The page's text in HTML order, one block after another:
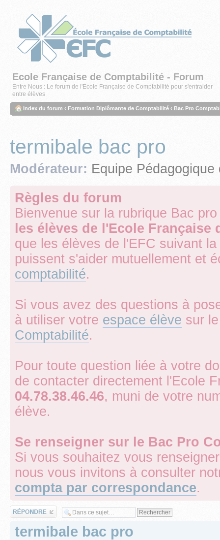
Ecole Française de Comptabilité - Forum
Entre Nous : Le forum de l'Ecole Française de Comptabilité pour s'entraider
entre élèves
Index du forum ‹ Formation Diplômante de Comptabilité ‹ Bac Pro
termibale bac pro
Modérateur: Equipe Pédagogique
Règles du forum
Bienvenue sur la rubrique Bac
les élèves de l'Ecole Française
que les élèves de l'EFC suivant
puissent s'aider mutuellement et
comptabilité.
Si vous avez des questions à
à utiliser votre espace élève sur
Comptabilité.
Pour toute question liée à votre
de contacter directement l'Ecole
04.78.38.46.46, muni de votre
élève.
Se renseigner sur le Bac Pro
Si vous souhaitez vous
nous vous invitons à consulter
compta par correspondance.
Répondre
termibale bac pro